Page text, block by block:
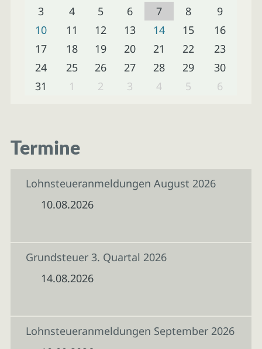
3
4 5 6 7 8
9
10
11 12 13 14 15
16
17
18 19 20 21 22
23
24
25 26 27 28 29
30
31
1 2 3 4 5 6
Termine
Lohnsteueranmeldungen August 2026
10.08.2026
Grundsteuer 3. Quartal 2026
14.08.2026
Lohnsteueranmeldungen September 2026